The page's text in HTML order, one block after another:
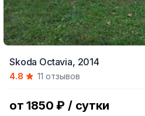
Skoda Octavia, 2014
4.8 11 отзывов
от 1850 ₽ / сутки